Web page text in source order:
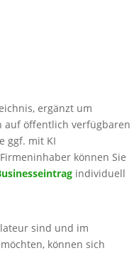
ergänzt um
auf öffentlich verfügbaren
ggf. mit KI
können Sie
individuell
sind und im
können sich